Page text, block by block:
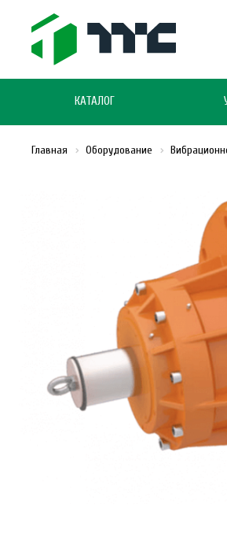
КАТАЛОГ
Главная Оборудование